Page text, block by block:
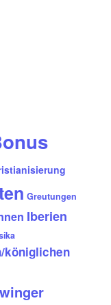
Greutungen
Iberien
königlichen